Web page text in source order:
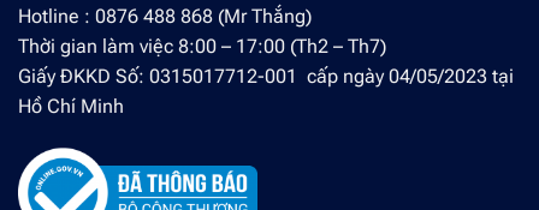
Hotline : 0876 488 868 (Mr Thắng)
Thời gian làm việc 8:00 – 17:00 (Th2 – Th7)
Giấy ĐKKD Số: 0315017712-001 cấp ngày 04/05/2023 tại
Hồ Chí Minh